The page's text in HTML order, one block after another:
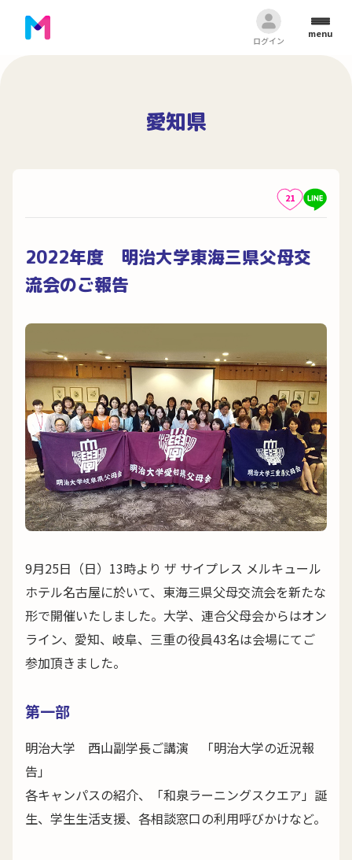
ログイン
menu
愛知県
21
2022年度 明治大学東海三県父母交
流会のご報告
9月25日（日）13時より ザ サイプレス メルキュール
ホテル名古屋に於いて、東海三県父母交流会を新たな
形で開催いたしました。大学、連合父母会からはオン
ライン、愛知、岐阜、三重の役員43名は会場にてご
参加頂きました。
第一部
明治大学 西山副学長ご講演 「明治大学の近況報
告」
各キャンパスの紹介、「和泉ラーニングスクエア」誕
生、学生生活支援、各相談窓口の利用呼びかけなど。